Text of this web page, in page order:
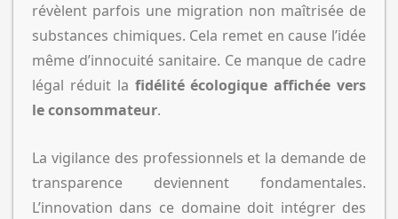
révèlent parfois une migration non maîtrisée de
substances chimiques. Cela remet en cause l’idée
même d’innocuité sanitaire. Ce manque de cadre
légal réduit la fidélité écologique affichée vers
le consommateur.
La vigilance des professionnels et la demande de
transparence deviennent fondamentales.
L’innovation dans ce domaine doit intégrer des